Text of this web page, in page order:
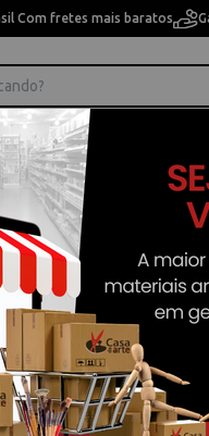
Com fretes mais baratos
Desenho
Bourgeois - 059075